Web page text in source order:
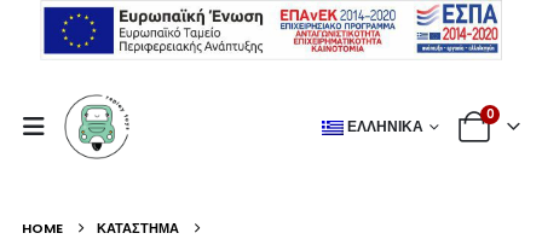
ΕΛΛΗΝΙΚΆ
0
HOME
ΚΑΤΆΣΤΗΜΑ